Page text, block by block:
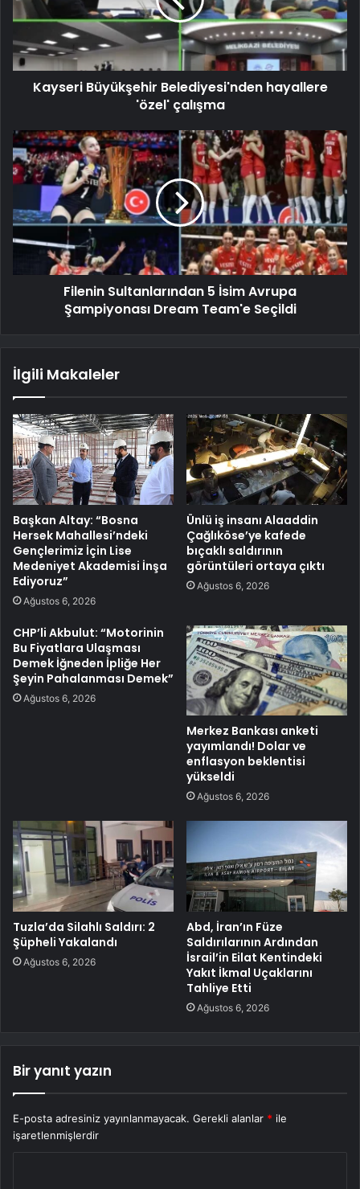
Kayseri Büyükşehir Belediyesi'nden hayallere
'özel' çalışma
Filenin Sultanlarından 5 İsim Avrupa
Şampiyonası Dream Team'e Seçildi
İlgili Makaleler
Başkan Altay: “Bosna
Hersek Mahallesi’ndeki
Gençlerimiz İçin Lise
Medeniyet Akademisi İnşa
Ediyoruz”
Ağustos 6, 2026
Ünlü iş insanı Alaaddin
Çağlıköse’ye kafede
bıçaklı saldırının
görüntüleri ortaya çıktı
Ağustos 6, 2026
CHP’li Akbulut: “Motorinin
Bu Fiyatlara Ulaşması
Demek İğneden İpliğe Her
Şeyin Pahalanması Demek”
Ağustos 6, 2026
Merkez Bankası anketi
yayımlandı! Dolar ve
enflasyon beklentisi
yükseldi
Ağustos 6, 2026
Tuzla’da Silahlı Saldırı: 2
Şüpheli Yakalandı
Ağustos 6, 2026
Abd, İran’ın Füze
Saldırılarının Ardından
İsrail’in Eilat Kentindeki
Yakıt İkmal Uçaklarını
Tahliye Etti
Ağustos 6, 2026
Bir yanıt yazın
E-posta adresiniz yayınlanmayacak. Gerekli alanlar * ile
işaretlenmişlerdir